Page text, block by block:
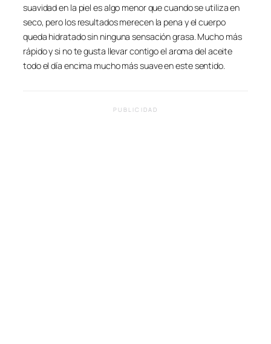
suavidad en la piel es algo menor que cuando se utiliza en
seco, pero los resultados merecen la pena y el cuerpo
queda hidratado sin ninguna sensación grasa. Mucho más
rápido y si no te gusta llevar contigo el aroma del aceite
todo el día encima mucho más suave en este sentido.
PUBLICIDAD